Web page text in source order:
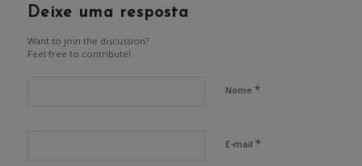
Deixe uma resposta
Want to join the discussion?
Feel free to contribute!
Nome *
E-mail *